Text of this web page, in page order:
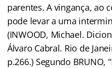
parentes. A vingança, ao
pode levar a uma
(INWOOD, Michael.
Álvaro Cabral. Rio de
p.266.) Segundo BRUNO,